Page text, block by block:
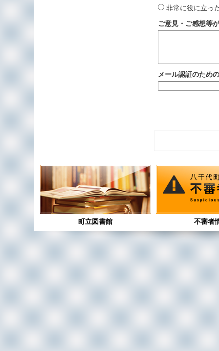
非常に役に立っ
ご意見・ご感想等
メール認証のため
町立図書館 不審者